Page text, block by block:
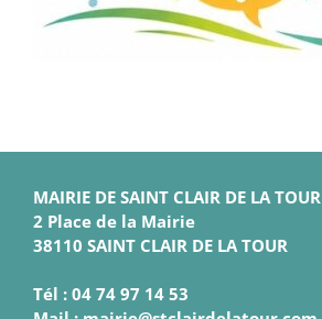
MAIRIE DE SAINT CLAIR DE LA TOUR
2 Place de la Mairie
38110 SAINT CLAIR DE LA TOUR
Tél : 04 74 97 14 53